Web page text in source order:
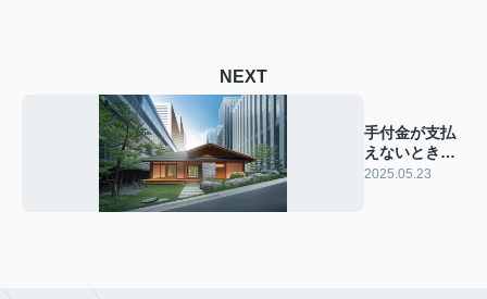
NEXT
手付金が支払
えないときの
対策は？具体
2025.05.23